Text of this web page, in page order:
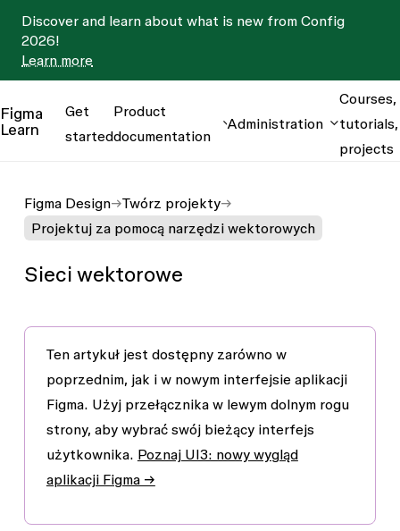
Discover and learn about what is new from Config
2026!
Learn more
Figma
Learn
Get
started
Product
documentation
Administration
Courses,
tutorials,
projects
Figma Design
Twórz projekty
Projektuj za pomocą narzędzi wektorowych
Sieci wektorowe
Ten artykuł jest dostępny zarówno w
poprzednim, jak i w nowym interfejsie aplikacji
Figma. Użyj przełącznika w lewym dolnym rogu
strony, aby wybrać swój bieżący interfejs
użytkownika. Poznaj UI3: nowy wygląd
aplikacji Figma →